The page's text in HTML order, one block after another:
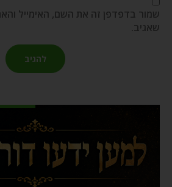
שמור בדפדפן זה את השם, האימייל
שאגיב.